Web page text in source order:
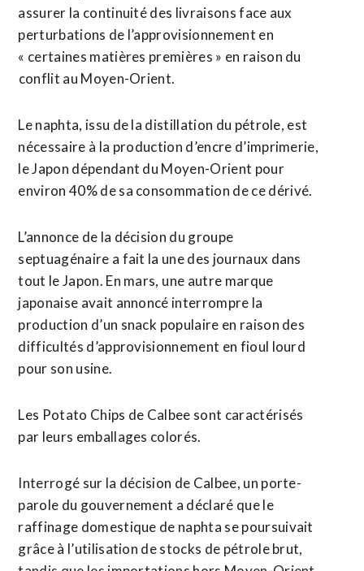
assurer la continuité des livraisons face aux
perturbations de l’approvisionnement en
« certaines matières premières » en raison du
⁠conflit au Moyen-Orient.
Le naphta, issu de la distillation du pétrole, est
nécessaire ⁠à la production d’encre d’imprimerie,
le Japon dépendant du Moyen-Orient pour
environ 40% de sa consommation de ce dérivé.
L’annonce de la décision du groupe
septuagénaire a fait la une des journaux dans
tout le Japon. En mars, ⁠une ‌autre marque
japonaise avait annoncé interrompre la
production d’un snack ⁠populaire en raison des
difficultés d’approvisionnement en fioul ​lourd
pour son ​usine.
Les Potato Chips de Calbee sont caractérisés
par leurs emballages colorés.
Interrogé sur ​la décision de Calbee, un porte-
parole du gouvernement a déclaré que le
raffinage domestique de naphta ‌se poursuivait
grâce ​à l’utilisation de stocks de pétrole brut,